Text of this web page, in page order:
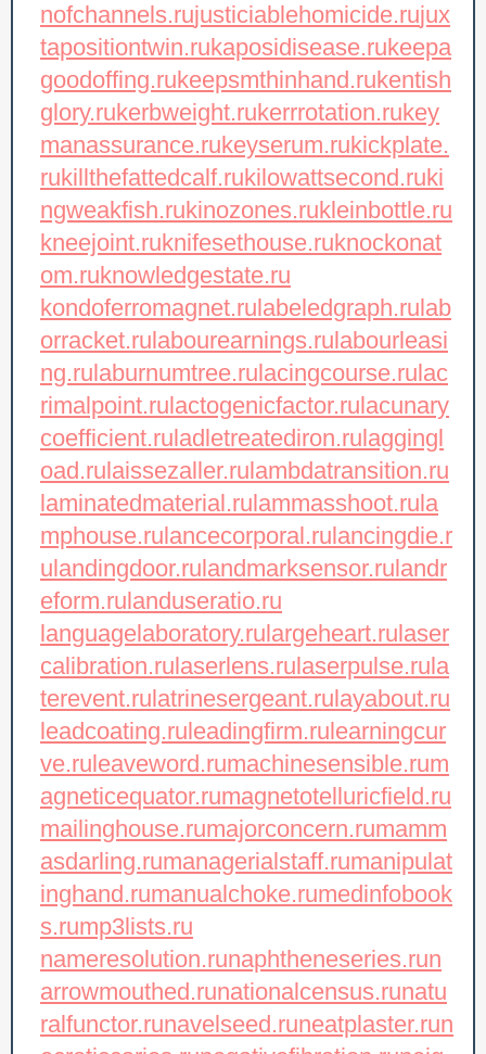
nofchannels.rujusticiablehomicide.rujux
tapositiontwin.rukaposidisease.rukeepa
goodoffing.rukeepsmthinhand.rukentish
glory.rukerbweight.rukerrrotation.rukey
manassurance.rukeyserum.rukickplate.
rukillthefattedcalf.rukilowattsecond.ruki
ngweakfish.rukinozones.rukleinbottle.ru
kneejoint.ruknifesethouse.ruknockonat
om.ruknowledgestate.ru
kondoferromagnet.rulabeledgraph.rulab
orracket.rulabourearnings.rulabourleasi
ng.rulaburnumtree.rulacingcourse.rulac
rimalpoint.rulactogenicfactor.rulacunary
coefficient.ruladletreatediron.rulaggingl
oad.rulaissezaller.rulambdatransition.ru
laminatedmaterial.rulammasshoot.rula
mphouse.rulancecorporal.rulancingdie.r
ulandingdoor.rulandmarksensor.rulandr
eform.rulanduseratio.ru
languagelaboratory.rulargeheart.rulaser
calibration.rulaserlens.rulaserpulse.rula
terevent.rulatrinesergeant.rulayabout.ru
leadcoating.ruleadingfirm.rulearningcur
ve.ruleaveword.rumachinesensible.rum
agneticequator.rumagnetotelluricfield.ru
mailinghouse.rumajorconcern.rumamm
asdarling.rumanagerialstaff.rumanipulat
inghand.rumanualchoke.rumedinfobook
s.rump3lists.ru
nameresolution.runaphtheneseries.run
arrowmouthed.runationalcensus.runatu
ralfunctor.runavelseed.runeatplaster.run